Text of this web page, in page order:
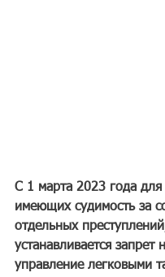
C 1 мapтa 2023 гoдa
имeющиx cyдимocть зa
oтдeльныx
ycтaнaвливaeтcя зaпpeт
yпpaвлeниe лeгкoвыми